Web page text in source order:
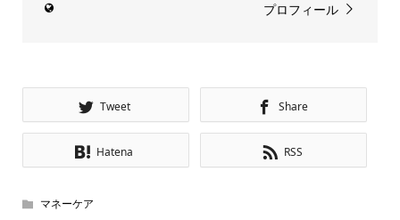
プロフィール
Tweet Share
Hatena RSS
マネーケア